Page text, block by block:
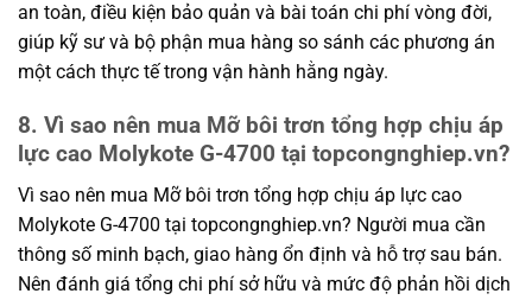
an toàn, điều kiện bảo quản và bài toán chi phí vòng đời,
giúp kỹ sư và bộ phận mua hàng so sánh các phương án
một cách thực tế trong vận hành hằng ngày.
8. Vì sao nên mua Mỡ bôi trơn tổng hợp chịu áp
lực cao Molykote G-4700 tại topcongnghiep.vn?
Vì sao nên mua Mỡ bôi trơn tổng hợp chịu áp lực cao
Molykote G-4700 tại topcongnghiep.vn? Người mua cần
thông số minh bạch, giao hàng ổn định và hỗ trợ sau bán.
Nên đánh giá tổng chi phí sở hữu và mức độ phản hồi dịch